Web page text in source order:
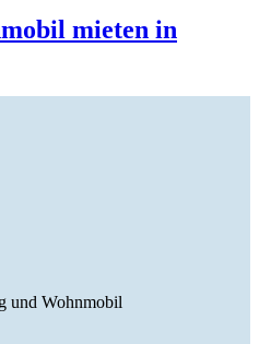
mieten in
und Wohnmobil